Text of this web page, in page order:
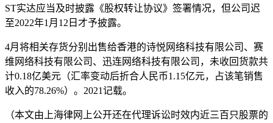
ST实达应当及时披露《股权转让协议》签署情况，但公司迟
至2022年1月12日才予披露。
4月将相关存货分别出售给香港的诗悦网络科技有限公司、赛
维网络科技有限公司、迅连网络科技有限公司，未收回货款共
计0.18亿美元（汇率变动后折合人民币1.15亿元，占该笔销售
收入的78.26%）。2021记载。
（本文由上海律网上公开还在代理诉讼时效内近三百只股票的